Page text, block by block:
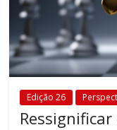
Edição 26